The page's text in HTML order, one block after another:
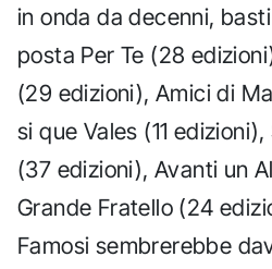
in onda da decenni,
posta Per Te (28
(29 edizioni), Amici di
si que Vales (11
(37 edizioni), Avanti un
Grande Fratello (24
Famosi sembrerebbe